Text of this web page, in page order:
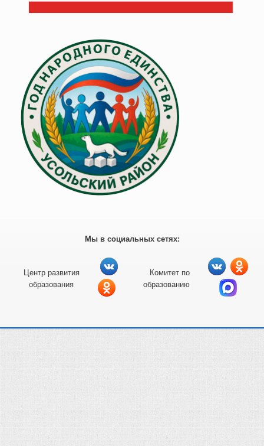
Мы в социальных сетях:
Центр развития
образования
Комитет по
образованию